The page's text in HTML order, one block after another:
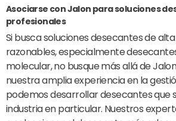
Asociarse con Jalon para soluciones
profesionales
Si busca soluciones desecantes de
razonables, especialmente
molecular, no busque más allá de
nuestra amplia experiencia en la
podemos desarrollar desecantes que
industria en particular. Nuestros